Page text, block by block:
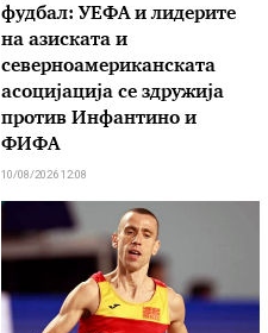
фудбал: УЕФА и лидерите
на азиската и
северноамериканската
асоцијација се здружија
против Инфантино и
ФИФА
10/08/2026 12:08